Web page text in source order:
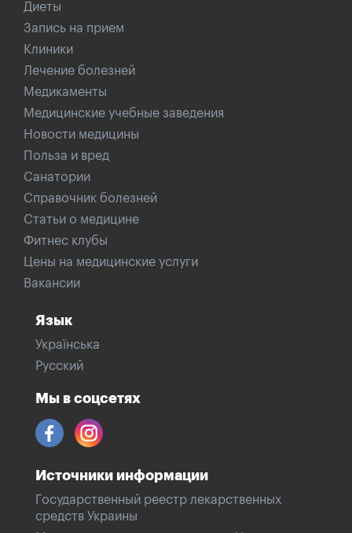
Диеты
Запись на прием
Клиники
Лечение болезней
Медикаменты
Медицинские учебные заведения
Новости медицины
Польза и вред
Санатории
Справочник болезней
Статьи о медицине
Фитнес клубы
Цены на медицинские услуги
Вакансии
Язык
Українська
Русский
Мы в соцсетях
Источники информации
Государственный реестр лекарственных
средств Украины